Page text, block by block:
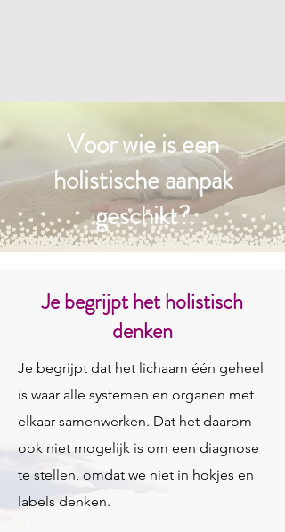
Voor wie is een
holistische aanpak
geschikt?
Je begrijpt het holistisch
denken
Je begrijpt dat het lichaam één geheel
is waar alle systemen en organen met
elkaar samenwerken. Dat het daarom
ook niet mogelijk is om een diagnose
te stellen, omdat we niet in hokjes en
labels denken.